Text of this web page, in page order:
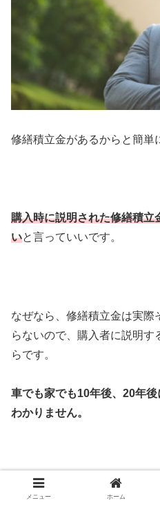
修繕積立金があるからと簡単
購入時に説明された修繕積立
いと言っていいです。
なぜなら、修繕積立金は実
らないので、購入者に説明
らです。
車でも家でも10年後、20年
わかりません。
ましてや物価の変動や賃金の
メニュー ホーム